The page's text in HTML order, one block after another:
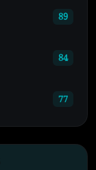
89
84
77